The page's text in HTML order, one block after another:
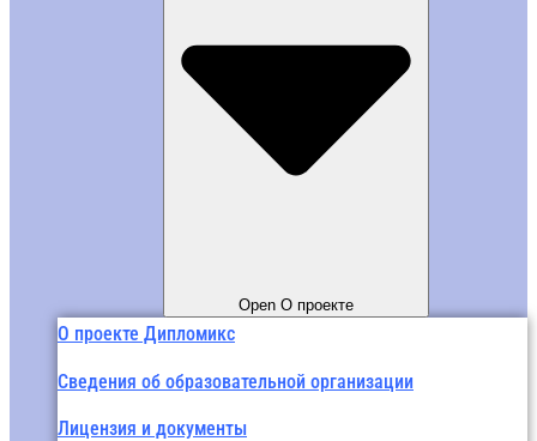
Open О проекте
О проекте Дипломикс
Сведения об образовательной организации
Лицензия и документы